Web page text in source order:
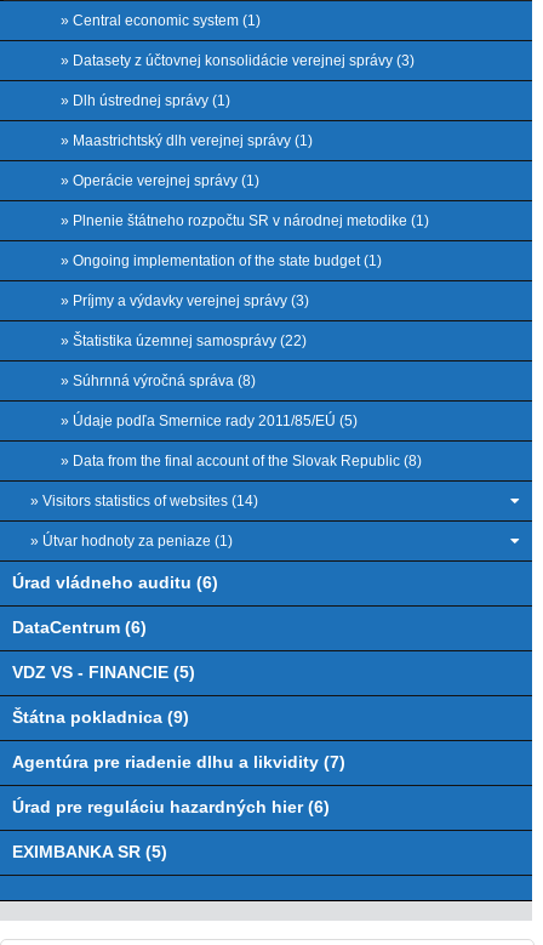
» Central economic system (1)
» Datasety z účtovnej konsolidácie verejnej správy (3)
» Dlh ústrednej správy (1)
» Maastrichtský dlh verejnej správy (1)
» Operácie verejnej správy (1)
» Plnenie štátneho rozpočtu SR v národnej metodike (1)
» Ongoing implementation of the state budget (1)
» Príjmy a výdavky verejnej správy (3)
» Štatistika územnej samosprávy (22)
» Súhrnná výročná správa (8)
» Údaje podľa Smernice rady 2011/85/EÚ (5)
» Data from the final account of the Slovak Republic (8)
» Visitors statistics of websites (14)
» Útvar hodnoty za peniaze (1)
Úrad vládneho auditu (6)
DataCentrum (6)
VDZ VS - FINANCIE (5)
Štátna pokladnica (9)
Agentúra pre riadenie dlhu a likvidity (7)
Úrad pre reguláciu hazardných hier (6)
EXIMBANKA SR (5)